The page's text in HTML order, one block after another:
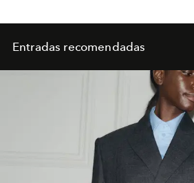
Entradas recomendadas